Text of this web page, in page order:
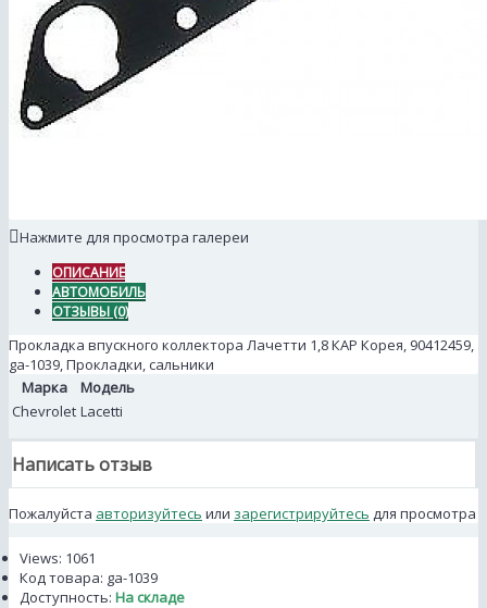
Нажмите для просмотра галереи
ОПИСАНИЕ
АВТОМОБИЛЬ
ОТЗЫВЫ (0)
Прокладка впускного коллектора Лачетти 1,8 КАР Корея, 90412459,
ga-1039, Прокладки, сальники
Марка
Модель
Chevrolet Lacetti
Написать отзыв
Пожалуйста авторизуйтесь или зарегистрируйтесь для просмотра
Views: 1061
Код товара: ga-1039
Доступность: На складе